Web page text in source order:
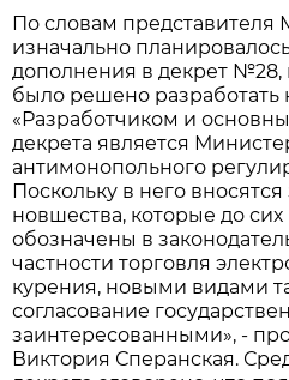
По словам представителя
изначально
дополнения в декрет №28,
было решено разработать
«Разработчиком и
декрета является
антимонопольного
Поскольку в него
новшества, которые до
обозначены в
частности торговля
курения, новыми видами
согласование
заинтересованными», -
Виктория Сперанская.